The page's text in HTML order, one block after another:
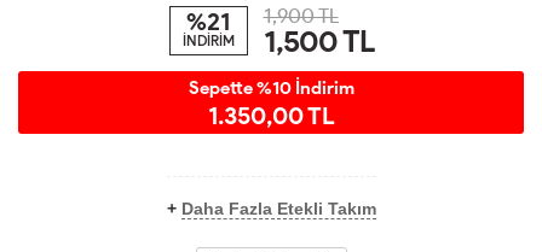
%21
İNDİRİM
1,900 TL
1,500TL
Sepette %10 İndirim
1.350,00 TL
+ Daha Fazla Etekli Takım